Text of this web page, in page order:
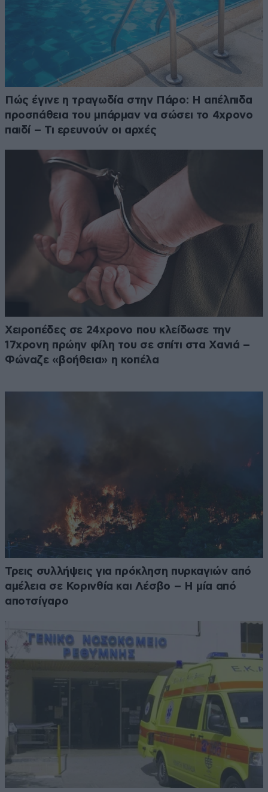
Πώς έγινε η τραγωδία στην Πάρο: Η απέλπιδα
προσπάθεια του μπάρμαν να σώσει το 4χρονο
παιδί – Τι ερευνούν οι αρχές
Χειροπέδες σε 24χρονο που κλείδωσε την
17χρονη πρώην φίλη του σε σπίτι στα Χανιά –
Φώναζε «βοήθεια» η κοπέλα
Τρεις συλλήψεις για πρόκληση πυρκαγιών από
αμέλεια σε Κορινθία και Λέσβο – Η μία από
αποτσίγαρο